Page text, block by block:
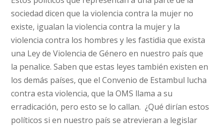
sociedad dicen que la violencia contra la mujer no
existe, igualan la violencia contra la mujer y la
violencia contra los hombres y les fastidia que exista
una Ley de Violencia de Género en nuestro país que
la penalice. Saben que estas leyes también existen en
los demás países, que el Convenio de Estambul lucha
contra esta violencia, que la OMS llama a su
erradicación, pero esto se lo callan. ¿Qué dirían estos
políticos si en nuestro país se atrevieran a legislar